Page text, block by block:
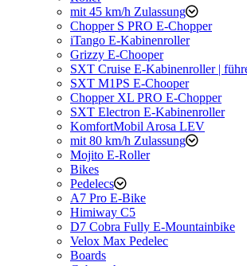
mit 45 km/h Zulassung
Chopper S PRO E-Chopper
iTango E-Kabinenroller
Grizzy E-Chooper
SXT Cruise E-Kabinenroller |
SXT M1PS E-Chooper
Chopper XL PRO E-Chopper
SXT Electron E-Kabinenroller
KomfortMobil Arosa LEV
mit 80 km/h Zulassung
Mojito E-Roller
Bikes
Pedelecs
A7 Pro E-Bike
Himiway C5
D7 Cobra Fully E-Mountainbike
Velox Max Pedelec
Boards